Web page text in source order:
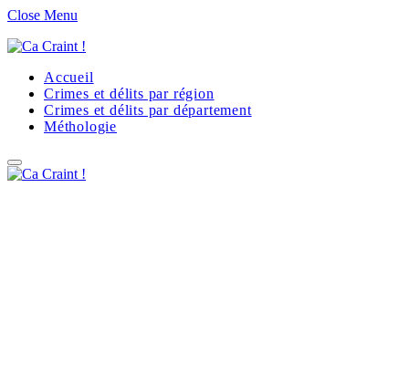
Close Menu
Accueil
Crimes et délits par région
Crimes et délits par département
Méthologie